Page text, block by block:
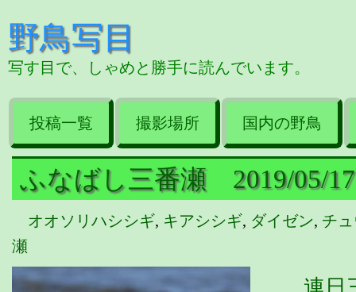
野鳥写目
写す目で、しゃめと勝手に読んでいます。
投稿一覧 撮影場所 国内の野鳥
ふなばし三番瀬 2019/05/17
オオソリハシシギ, キアシシギ, ダイゼン, チ
瀬
連日